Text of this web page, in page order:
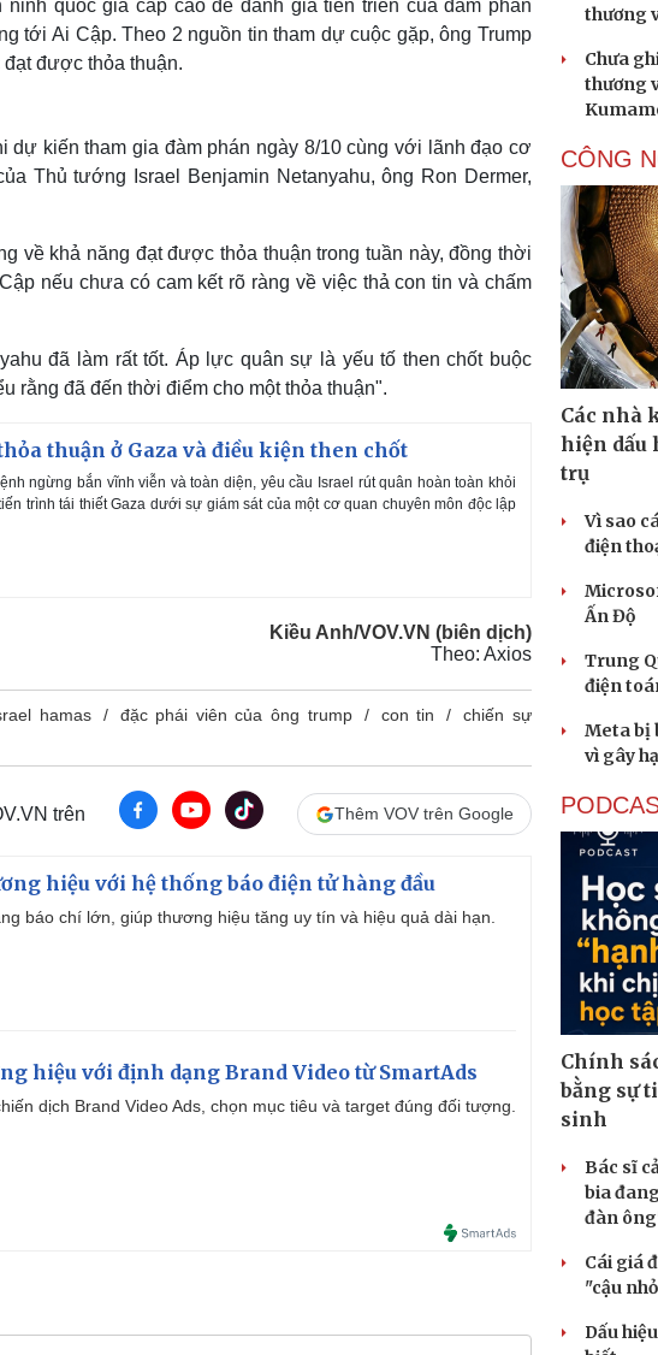
quốc gia cấp cao để đánh giá tiến triển của đàm phán
tới Ai Cập. Theo 2 nguồn tin tham dự cuộc gặp, ông Trump
được thỏa thuận.
dự kiến tham gia đàm phán ngày 8/10 cùng với lãnh đạo cơ
Thủ tướng Israel Benjamin Netanyahu, ông Ron Dermer,
về khả năng đạt được thỏa thuận trong tuần này, đồng thời
nếu chưa có cam kết rõ ràng về việc thả con tin và chấm
đã làm rất tốt. Áp lực quân sự là yếu tố then chốt buộc
rằng đã đến thời điểm cho một thỏa thuận".
thuận ở Gaza và điều kiện then chốt
ngừng bắn vĩnh viễn và toàn diện, yêu cầu Israel rút quân hoàn toàn khỏi
trình tái thiết Gaza dưới sự giám sát của một cơ quan chuyên môn độc lập
Kiều Anh/VOV.VN (biên dịch)
Theo: Axios
hamas đặc phái viên của ông trump con tin
chiến sự
trên Thêm VOV trên Google
hiệu với hệ thống báo điện tử hàng đầu
báo chí lớn, giúp thương hiệu tăng uy tín và hiệu quả dài hạn.
hiệu với định dạng Brand Video từ SmartAds
dịch Brand Video Ads, chọn mục tiêu và target đúng đối tượng.
thương
Chưa
thương
CÔNG
Các nhà
hiện dấu
trụ
Vì sao
điện
Ấn Độ
Trung
điện
Meta bị
vì gây
Chính
bằng sự
sinh
Bác sĩ
bia
đàn
Cái giá
"cậu
Dấu